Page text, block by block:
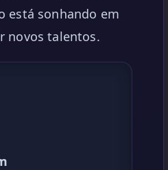
está sonhando em
novos talentos.